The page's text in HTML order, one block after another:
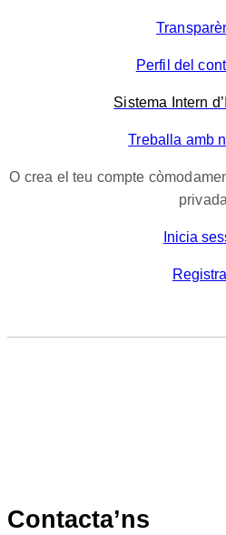
Perfil del
Sistema Intern
Treballa amb
O crea el teu compte
Inicia
Contacta’ns